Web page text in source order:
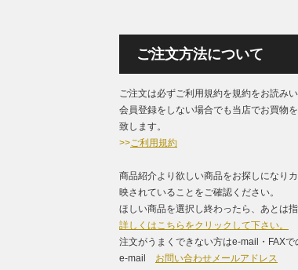
ご注文方法について
ご注文は必ずご利用規約を規約をお読み
会員登録をしない場合でも当店でお買物
致します。
>>ご利用規約
商品紹介より欲しい商品をお探しになり
映されていることをご確認ください。
ほしい商品を選択し終わったら、あとは
詳しくはこちらをクリックして下さい。
注文がうまくできない方はe-mail・FAX
e-mail お問い合わせメールアドレス